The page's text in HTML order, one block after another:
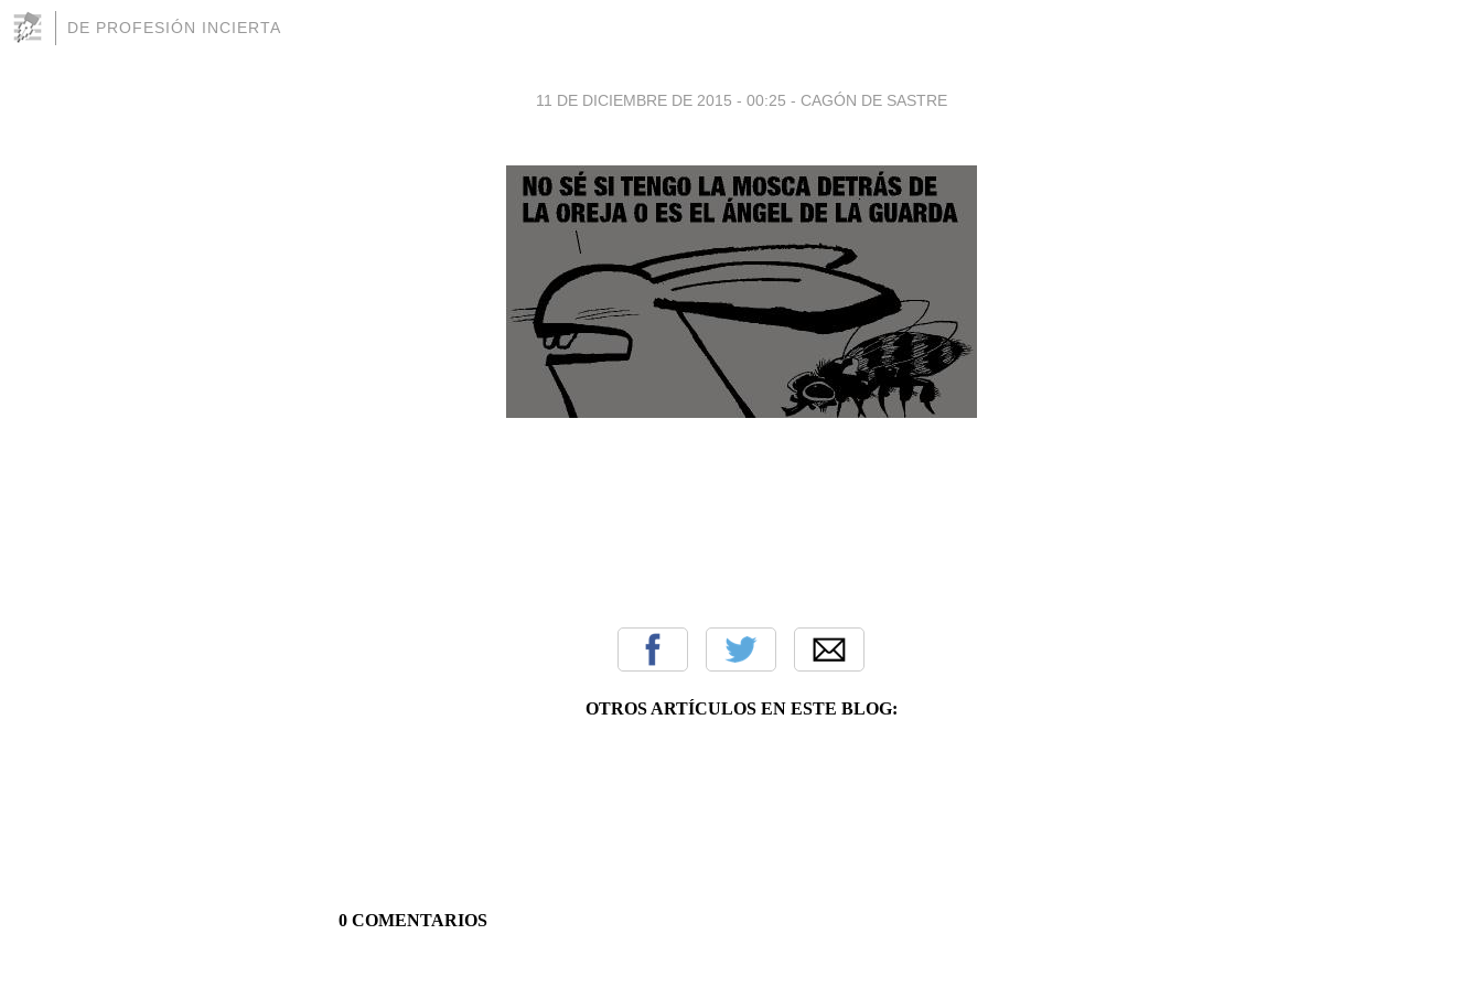
DE PROFESIÓN INCIERTA
11 DE DICIEMBRE DE 2015 - 00:25 - CAGÓN DE SASTRE
OTROS ARTÍCULOS EN ESTE BLOG:
0 COMENTARIOS